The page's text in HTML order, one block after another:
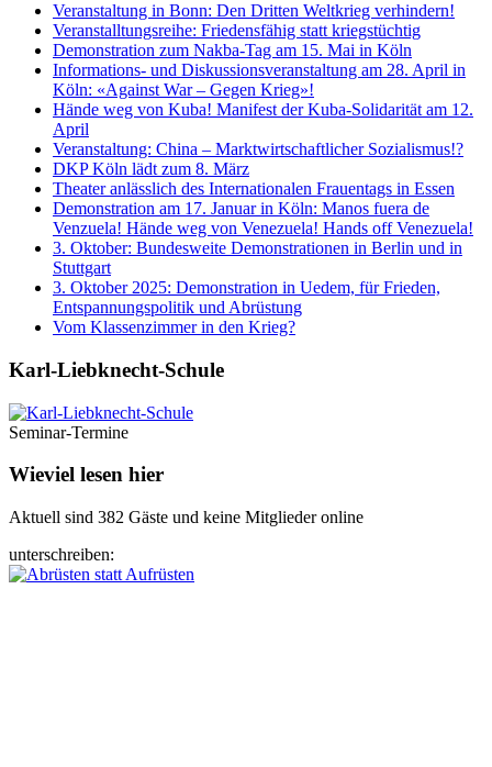
Veranstaltung in Bonn: Den Dritten Weltkrieg verhindern!
Veranstalltungsreihe: Friedensfähig statt kriegstüchtig
Demonstration zum Nakba-Tag am 15. Mai in Köln
Informations- und Diskussionsveranstaltung am 28. April in
Köln: «Against War – Gegen Krieg»!
Hände weg von Kuba! Manifest der Kuba-Solidarität am 12.
April
Veranstaltung: China – Marktwirtschaftlicher Sozialismus!?
DKP Köln lädt zum 8. März
Theater anlässlich des Internationalen Frauentags in Essen
Demonstration am 17. Januar in Köln: Manos fuera de
Venzuela! Hände weg von Venezuela! Hands off Venezuela!
3. Oktober: Bundesweite Demonstrationen in Berlin und in
Stuttgart
3. Oktober 2025: Demonstration in Uedem, für Frieden,
Entspannungspolitik und Abrüstung
Vom Klassenzimmer in den Krieg?
Karl-Liebknecht-­Schule
Seminar-Termine
Wieviel lesen hier
Aktuell sind 382 Gäste und keine Mitglieder online
unterschreiben: